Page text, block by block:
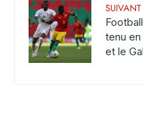
SUIVANT
tenu
et le